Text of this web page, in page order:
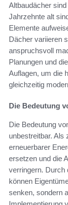
Altbaudächer
Jahrzehnte alt
Elemente
Dächer variieren
anspruchsvoll
Planungen und
Auflagen, um die
gleichzeitig
Die Bedeutung
Die Bedeutung
unbestreitbar. Als
erneuerbarer
ersetzen und die
verringern. Durch
können
senken, sondern